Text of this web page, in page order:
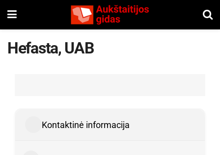
Hefasta, UAB
Kontaktinė informacija